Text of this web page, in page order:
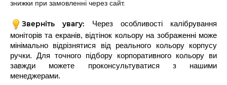
знижки при замовленні через сайт.
Зверніть увагу: Через особливості калібрування
моніторів та екранів, відтінок кольору на зображенні може
мінімально відрізнятися від реального кольору корпусу
ручки. Для точного підбору корпоративного кольору ви
завжди можете проконсультуватися з нашими
менеджерами.